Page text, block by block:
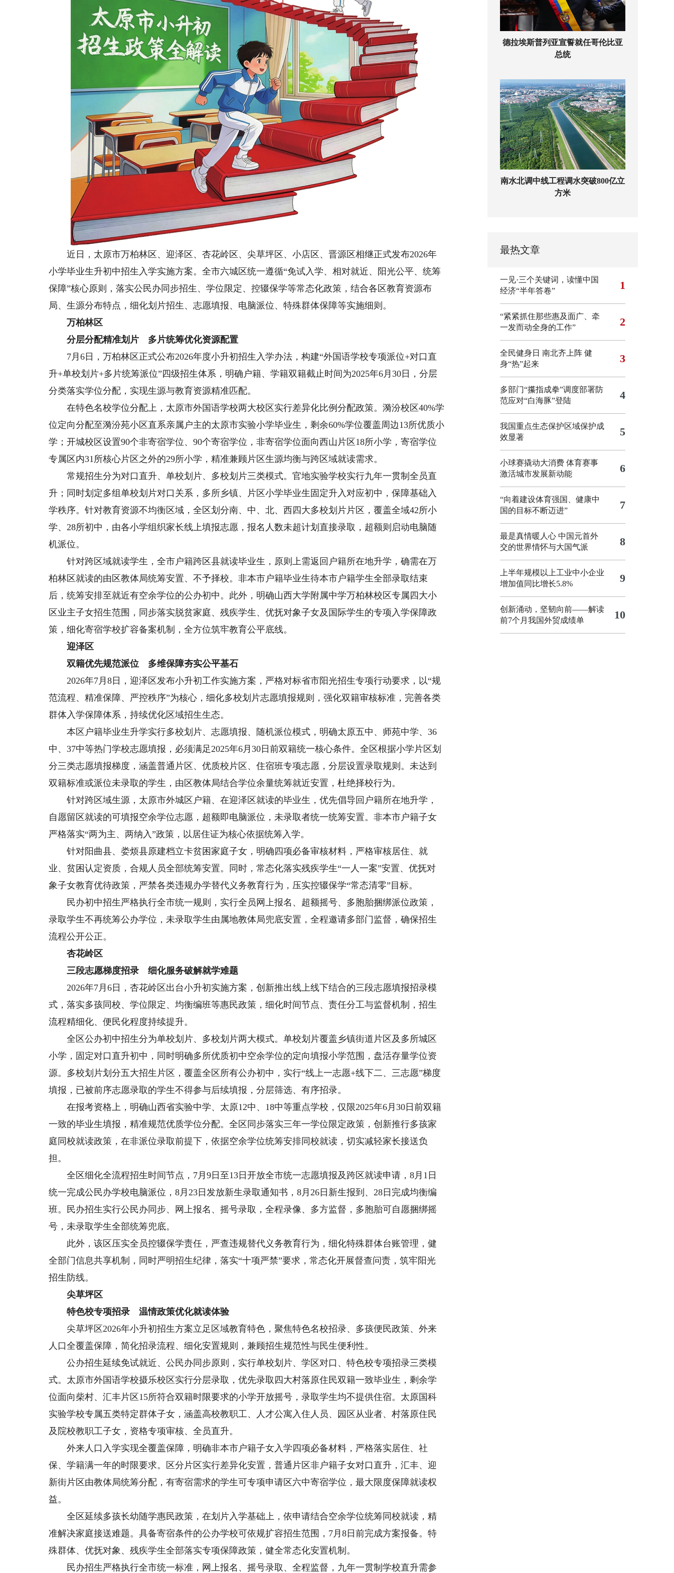
近日，太原市万柏林区、迎泽区、杏花岭区、尖草坪区、小店区、晋源区相继正式发布2026年
小学毕业生升初中招生入学实施方案。全市六城区统一遵循“免试入学、相对就近、阳光公平、统筹
保障”核心原则，落实公民办同步招生、学位限定、控辍保学等常态化政策，结合各区教育资源布
局、生源分布特点，细化划片招生、志愿填报、电脑派位、特殊群体保障等实施细则。
万柏林区
分层分配精准划片 多片统筹优化资源配置
7月6日，万柏林区正式公布2026年度小升初招生入学办法，构建“外国语学校专项派位+对口直
升+单校划片+多片统筹派位”四级招生体系，明确户籍、学籍双籍截止时间为2025年6月30日，分层
分类落实学位分配，实现生源与教育资源精准匹配。
在特色名校学位分配上，太原市外国语学校两大校区实行差异化比例分配政策。漪汾校区40%学
位定向分配至漪汾苑小区直系亲属户主的太原市实验小学毕业生，剩余60%学位覆盖周边13所优质小
学；开城校区设置90个非寄宿学位、90个寄宿学位，非寄宿学位面向西山片区18所小学，寄宿学位
专属区内31所核心片区之外的29所小学，精准兼顾片区生源均衡与跨区域就读需求。
常规招生分为对口直升、单校划片、多校划片三类模式。官地实验学校实行九年一贯制全员直
升；同时划定多组单校划片对口关系，多所乡镇、片区小学毕业生固定升入对应初中，保障基础入
学秩序。针对教育资源不均衡区域，全区划分南、中、北、西四大多校划片片区，覆盖全域42所小
学、28所初中，由各小学组织家长线上填报志愿，报名人数未超计划直接录取，超额则启动电脑随
机派位。
针对跨区域就读学生，全市户籍跨区县就读毕业生，原则上需返回户籍所在地升学，确需在万
柏林区就读的由区教体局统筹安置、不予择校。非本市户籍毕业生待本市户籍学生全部录取结束
后，统筹安排至就近有空余学位的公办初中。此外，明确山西大学附属中学万柏林校区专属四大小
区业主子女招生范围，同步落实脱贫家庭、残疾学生、优抚对象子女及国际学生的专项入学保障政
策，细化寄宿学校扩容备案机制，全方位筑牢教育公平底线。
迎泽区
双籍优先规范派位 多维保障夯实公平基石
2026年7月8日，迎泽区发布小升初工作实施方案，严格对标省市阳光招生专项行动要求，以“规
范流程、精准保障、严控秩序”为核心，细化多校划片志愿填报规则，强化双籍审核标准，完善各类
群体入学保障体系，持续优化区域招生生态。
本区户籍毕业生升学实行多校划片、志愿填报、随机派位模式，明确太原五中、师苑中学、36
中、37中等热门学校志愿填报，必须满足2025年6月30日前双籍统一核心条件。全区根据小学片区划
分三类志愿填报梯度，涵盖普通片区、优质校片区、住宿班专项志愿，分层设置录取规则。未达到
双籍标准或派位未录取的学生，由区教体局结合学位余量统筹就近安置，杜绝择校行为。
针对跨区域生源，太原市外城区户籍、在迎泽区就读的毕业生，优先倡导回户籍所在地升学，
自愿留区就读的可填报空余学位志愿，超额即电脑派位，未录取者统一统筹安置。非本市户籍子女
严格落实“两为主、两纳入”政策，以居住证为核心依据统筹入学。
针对阳曲县、娄烦县原建档立卡贫困家庭子女，明确四项必备审核材料，严格审核居住、就
业、贫困认定资质，合规人员全部统筹安置。同时，常态化落实残疾学生“一人一案”安置、优抚对
象子女教育优待政策，严禁各类违规办学替代义务教育行为，压实控辍保学“常态清零”目标。
民办初中招生严格执行全市统一规则，实行全员网上报名、超额摇号、多胞胎捆绑派位政策，
录取学生不再统筹公办学位，未录取学生由属地教体局兜底安置，全程邀请多部门监督，确保招生
流程公开公正。
杏花岭区
三段志愿梯度招录 细化服务破解就学难题
2026年7月6日，杏花岭区出台小升初实施方案，创新推出线上线下结合的三段志愿填报招录模
式，落实多孩同校、学位限定、均衡编班等惠民政策，细化时间节点、责任分工与监督机制，招生
流程精细化、便民化程度持续提升。
全区公办初中招生分为单校划片、多校划片两大模式。单校划片覆盖乡镇街道片区及多所城区
小学，固定对口直升初中，同时明确多所优质初中空余学位的定向填报小学范围，盘活存量学位资
源。多校划片划分五大招生片区，覆盖全区所有公办初中，实行“线上一志愿+线下二、三志愿”梯度
填报，已被前序志愿录取的学生不得参与后续填报，分层筛选、有序招录。
在报考资格上，明确山西省实验中学、太原12中、18中等重点学校，仅限2025年6月30日前双籍
一致的毕业生填报，精准规范优质学位分配。全区同步落实三年一学位限定政策，创新推行多孩家
庭同校就读政策，在非派位录取前提下，依据空余学位统筹安排同校就读，切实减轻家长接送负
担。
全区细化全流程招生时间节点，7月9日至13日开放全市统一志愿填报及跨区就读申请，8月1日
统一完成公民办学校电脑派位，8月23日发放新生录取通知书，8月26日新生报到、28日完成均衡编
班。民办招生实行公民办同步、网上报名、摇号录取，全程录像、多方监督，多胞胎可自愿捆绑摇
号，未录取学生全部统筹兜底。
此外，该区压实全员控辍保学责任，严查违规替代义务教育行为，细化特殊群体台账管理，健
全部门信息共享机制，同时严明招生纪律，落实“十项严禁”要求，常态化开展督查问责，筑牢阳光
招生防线。
尖草坪区
特色校专项招录 温情政策优化就读体验
尖草坪区2026年小升初招生方案立足区域教育特色，聚焦特色名校招录、多孩便民政策、外来
人口全覆盖保障，简化招录流程、细化安置规则，兼顾招生规范性与民生便利性。
公办招生延续免试就近、公民办同步原则，实行单校划片、学区对口、特色校专项招录三类模
式。太原市外国语学校摄乐校区实行分层录取，优先录取四大村落原住民双籍一致毕业生，剩余学
位面向柴村、汇丰片区15所符合双籍时限要求的小学开放摇号，录取学生均不提供住宿。太原国科
实验学校专属五类特定群体子女，涵盖高校教职工、人才公寓入住人员、园区从业者、村落原住民
及院校教职工子女，资格专项审核、全员直升。
外来人口入学实现全覆盖保障，明确非本市户籍子女入学四项必备材料，严格落实居住、社
保、学籍满一年的时限要求。区分片区实行差异化安置，普通片区非户籍子女对口直升，汇丰、迎
新街片区由教体局统筹分配，有寄宿需求的学生可专项申请区六中寄宿学位，最大限度保障就读权
益。
全区延续多孩长幼随学惠民政策，在划片入学基础上，依申请结合空余学位统筹同校就读，精
准解决家庭接送难题。具备寄宿条件的公办学校可依规扩容招生范围，7月8日前完成方案报备。特
殊群体、优抚对象、残疾学生全部落实专项保障政策，健全常态化安置机制。
民办招生严格执行全市统一标准，网上报名、摇号录取、全程监督，九年一贯制学校直升需参
德拉埃斯普列亚宣誓就任哥伦比亚
总统
南水北调中线工程调水突破800亿立
方米
最热文章
一见·三个关键词，读懂中国
经济“半年答卷”
1
“紧紧抓住那些惠及面广、牵
一发而动全身的工作”
2
全民健身日 南北齐上阵 健
身“热”起来
3
多部门“攥指成拳”调度部署防
范应对“白海豚”登陆
4
我国重点生态保护区域保护成
效显著
5
小球赛撬动大消费 体育赛事
激活城市发展新动能
6
“向着建设体育强国、健康中
国的目标不断迈进”
7
最是真情暖人心 中国元首外
交的世界情怀与大国气派
8
上半年规模以上工业中小企业
增加值同比增长5.8%
9
创新涌动，坚韧向前——解读
前7个月我国外贸成绩单
10